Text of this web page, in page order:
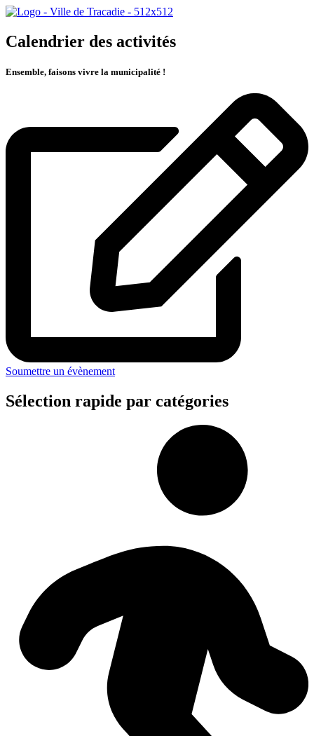
Calendrier des activités
Ensemble, faisons vivre la municipalité !
Soumettre un évènement
Sélection rapide par catégories